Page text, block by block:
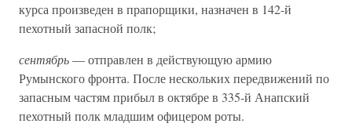
курса произведен в прапорщики, назначен в 142-й
пехотный запасной полк;
сентябрь— отправлен в действующую армию
Румынского фронта. После нескольких передвижений по
запасным частям прибыл в октябре в 335-й Анапский
пехотный полк младшим офицером роты.